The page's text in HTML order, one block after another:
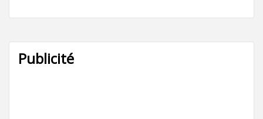
Publicité